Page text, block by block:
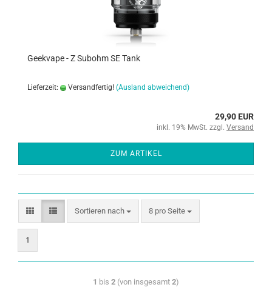
Geekvape - Z Subohm SE Tank
Lieferzeit: Versandfertig! (Ausland abweichend)
29,90 EUR
inkl. 19% MwSt. zzgl. Versand
ZUM ARTIKEL
Sortieren nach 8 pro Seite
1
1 bis 2 (von insgesamt 2)